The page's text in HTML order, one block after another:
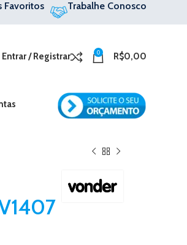
Favoritos Trabalhe Conosco
Entrar / Registrar 0 R$0,00